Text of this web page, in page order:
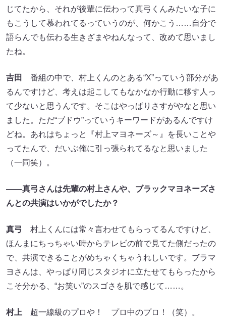
じてたから、それが後輩に伝わって真弓くんみたいな子に
もこうして慕われてるっていうのが、何かこう……自分で
語らんでも伝わる生きざまやねんなって、改めて思いまし
たね。
吉田
番組の中で、村上くんのとある“X”っていう部分があ
るんですけど、考えは起こしてもなかなか行動に移す人っ
て少ないと思うんです。そこはやっぱりさすがやなと思い
ました。ただ“ブドウ”っていうキーワードがあるんですけ
どね。あれはちょっと『村上マヨネーズ～』を長いことや
ってたんで、だいぶ俺に引っ張られてるなと思いました
（一同笑）。
――真弓さんは先輩の村上さんや、ブラックマヨネーズさ
んとの共演はいかがでしたか？
真弓
村上くんには常々言わせてもらってるんですけど、
ほんまにちっちゃい時からテレビの前で見てた側だったの
で、共演できることがめちゃくちゃうれしいです。ブラマ
ヨさんは、やっぱり同じスタジオに立たせてもらったから
こそ分かる、“お笑い”のスゴさを肌で感じて……。
村上 超一線級のプロや！ プロ中のプロ！（笑）。